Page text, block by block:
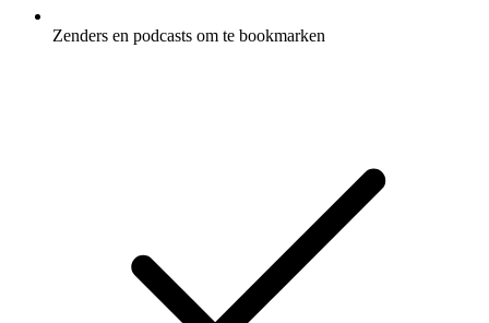
Zenders en podcasts om te bookmarken